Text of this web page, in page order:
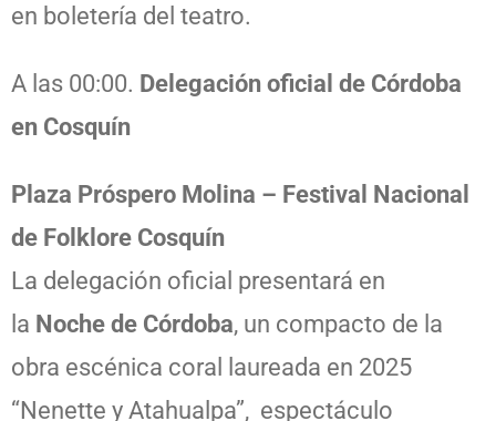
en boletería del teatro.
A las 00:00. Delegación oficial de Córdoba
en Cosquín
Plaza Próspero Molina – Festival Nacional
de Folklore Cosquín
La delegación oficial presentará en
la Noche de Córdoba, un compacto de la
obra escénica coral laureada en 2025
“Nenette y Atahualpa”, espectáculo